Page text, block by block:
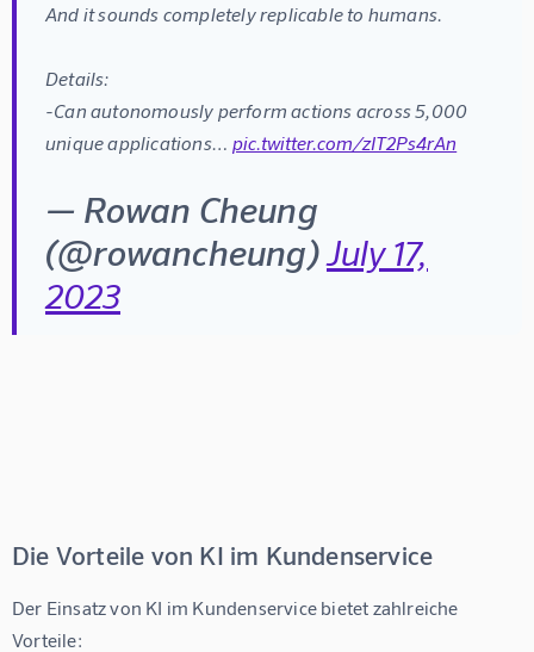
And it sounds completely replicable to humans.
Details:
-Can autonomously perform actions across 5,000
unique applications… pic.twitter.com/zIT2Ps4rAn
— Rowan Cheung
(@rowancheung) July 17,
2023
Die Vorteile von KI im Kundenservice
Der Einsatz von KI im Kundenservice bietet zahlreiche
Vorteile: